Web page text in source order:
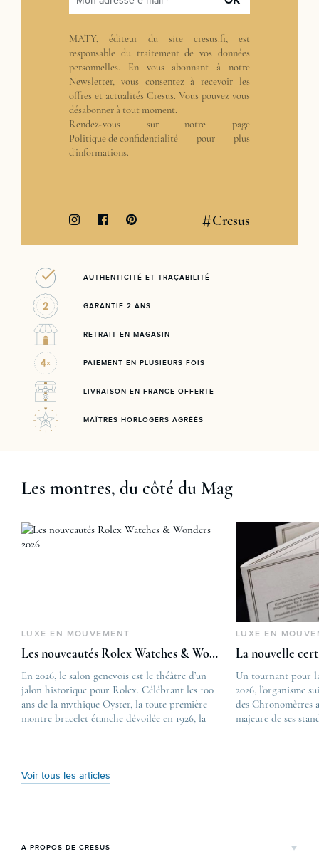
MATY, éditeur du site cresus.fr, est
responsable du traitement de vos données
personnelles. En vous abonnant à notre
Newsletter, vous consentez à recevoir les
offres et actualités Cresus. Vous pouvez vous
désabonner à tout moment.
Rendez-vous sur notre page
Politique de confidentialité pour plus
d’informations.
#Cresus
AUTHENTICITÉ ET TRAÇABILITÉ
GARANTIE 2 ANS
RETRAIT EN MAGASIN
PAIEMENT EN PLUSIEURS FOIS
LIVRAISON EN FRANCE OFFERTE
MAÎTRES HORLOGERS AGRÉÉS
Les montres, du côté du Mag
Voir tous les articles
LUXE EN MOUVEMENT
Les nouveautés Rolex Watches & Wonders 2026
En 2026, le salon genevois est le théâtre d’un
jalon historique pour Rolex. Célébrant les 100
ans de la mythique Oyster, la toute première
montre bracelet étanche dévoilée en 1926, la
métallurgique à la réinterprétation esthétique
The post
Les nouveautés
first appeared on
Lovetime
LUXE EN
La nouvelle
Un tournant pour
2026, l’organisme
des Chronomètres
majeure de ses
A PROPOS DE CRESUS